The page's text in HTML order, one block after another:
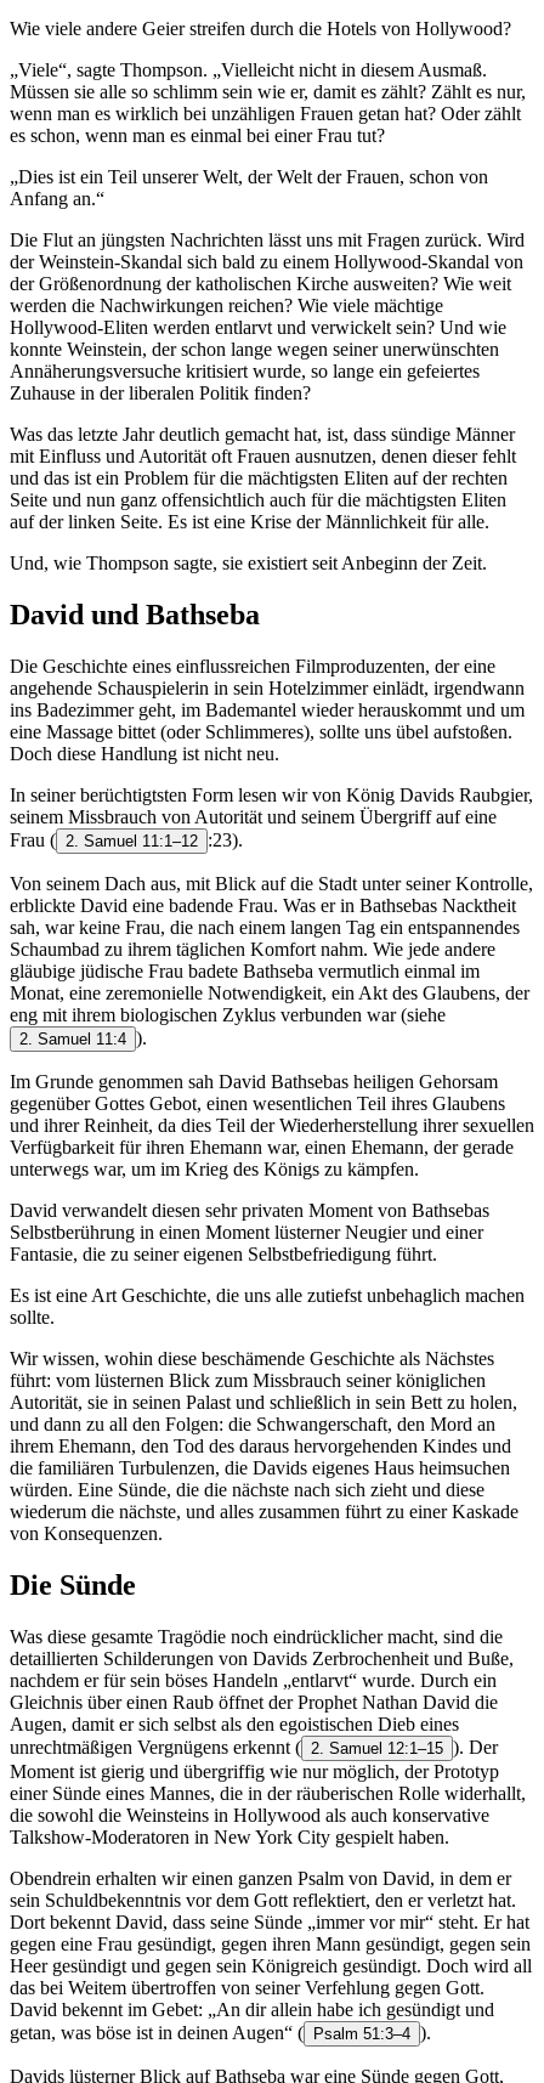
Wie viele andere Geier streifen durch die Hotels von Hollywood?
„Viele“, sagte Thompson. „Vielleicht nicht in diesem Ausmaß.
Müssen sie alle so schlimm sein wie er, damit es zählt? Zählt es nur,
wenn man es wirklich bei unzähligen Frauen getan hat? Oder zählt
es schon, wenn man es einmal bei einer Frau tut?
„Dies ist ein Teil unserer Welt, der Welt der Frauen, schon von
Anfang an.“
Die Flut an jüngsten Nachrichten lässt uns mit Fragen zurück. Wird
der Weinstein-Skandal sich bald zu einem Hollywood-Skandal von
der Größenordnung der katholischen Kirche ausweiten? Wie weit
werden die Nachwirkungen reichen? Wie viele mächtige
Hollywood-Eliten werden entlarvt und verwickelt sein? Und wie
konnte Weinstein, der schon lange wegen seiner unerwünschten
Annäherungsversuche kritisiert wurde, so lange ein gefeiertes
Zuhause in der liberalen Politik finden?
Was das letzte Jahr deutlich gemacht hat, ist, dass sündige Männer
mit Einfluss und Autorität oft Frauen ausnutzen, denen dieser fehlt
und das ist ein Problem für die mächtigsten Eliten auf der rechten
Seite und nun ganz offensichtlich auch für die mächtigsten Eliten
auf der linken Seite. Es ist eine Krise der Männlichkeit für alle.
Und, wie Thompson sagte, sie existiert seit Anbeginn der Zeit.
David und Bathseba
Die Geschichte eines einflussreichen Filmproduzenten, der eine
angehende Schauspielerin in sein Hotelzimmer einlädt, irgendwann
ins Badezimmer geht, im Bademantel wieder herauskommt und um
eine Massage bittet (oder Schlimmeres), sollte uns übel aufstoßen.
Doch diese Handlung ist nicht neu.
In seiner berüchtigtsten Form lesen wir von König Davids Raubgier,
seinem Missbrauch von Autorität und seinem Übergriff auf eine
Frau ( 2. Samuel 11:1–12 :23).
Von seinem Dach aus, mit Blick auf die Stadt unter seiner Kontrolle,
erblickte David eine badende Frau. Was er in Bathsebas Nacktheit
sah, war keine Frau, die nach einem langen Tag ein entspannendes
Schaumbad zu ihrem täglichen Komfort nahm. Wie jede andere
gläubige jüdische Frau badete Bathseba vermutlich einmal im
Monat, eine zeremonielle Notwendigkeit, ein Akt des Glaubens, der
eng mit ihrem biologischen Zyklus verbunden war (siehe
2. Samuel 11:4 ).
Im Grunde genommen sah David Bathsebas heiligen Gehorsam
gegenüber Gottes Gebot, einen wesentlichen Teil ihres Glaubens
und ihrer Reinheit, da dies Teil der Wiederherstellung ihrer sexuellen
Verfügbarkeit für ihren Ehemann war, einen Ehemann, der gerade
unterwegs war, um im Krieg des Königs zu kämpfen.
David verwandelt diesen sehr privaten Moment von Bathsebas
Selbstberührung in einen Moment lüsterner Neugier und einer
Fantasie, die zu seiner eigenen Selbstbefriedigung führt.
Es ist eine Art Geschichte, die uns alle zutiefst unbehaglich machen
sollte.
Wir wissen, wohin diese beschämende Geschichte als Nächstes
führt: vom lüsternen Blick zum Missbrauch seiner königlichen
Autorität, sie in seinen Palast und schließlich in sein Bett zu holen,
und dann zu all den Folgen: die Schwangerschaft, den Mord an
ihrem Ehemann, den Tod des daraus hervorgehenden Kindes und
die familiären Turbulenzen, die Davids eigenes Haus heimsuchen
würden. Eine Sünde, die die nächste nach sich zieht und diese
wiederum die nächste, und alles zusammen führt zu einer Kaskade
von Konsequenzen.
Die Sünde
Was diese gesamte Tragödie noch eindrücklicher macht, sind die
detaillierten Schilderungen von Davids Zerbrochenheit und Buße,
nachdem er für sein böses Handeln „entlarvt“ wurde. Durch ein
Gleichnis über einen Raub öffnet der Prophet Nathan David die
Augen, damit er sich selbst als den egoistischen Dieb eines
unrechtmäßigen Vergnügens erkennt ( 2. Samuel 12:1–15 ). Der
Moment ist gierig und übergriffig wie nur möglich, der Prototyp
einer Sünde eines Mannes, die in der räuberischen Rolle widerhallt,
die sowohl die Weinsteins in Hollywood als auch konservative
Talkshow-Moderatoren in New York City gespielt haben.
Obendrein erhalten wir einen ganzen Psalm von David, in dem er
sein Schuldbekenntnis vor dem Gott reflektiert, den er verletzt hat.
Dort bekennt David, dass seine Sünde „immer vor mir“ steht. Er hat
gegen eine Frau gesündigt, gegen ihren Mann gesündigt, gegen sein
Heer gesündigt und gegen sein Königreich gesündigt. Doch wird all
das bei Weitem übertroffen von seiner Verfehlung gegen Gott.
David bekennt im Gebet: „An dir allein habe ich gesündigt und
getan, was böse ist in deinen Augen“ ( Psalm 51:3–4 ).
Davids lüsterner Blick auf Bathseba war eine Sünde gegen Gott,